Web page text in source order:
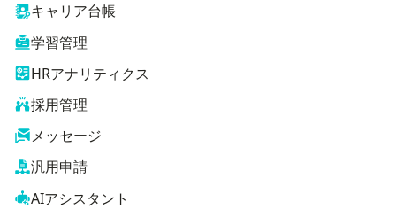
キャリア台帳
学習管理
HRアナリティクス
採用管理
メッセージ
汎用申請
AIアシスタント